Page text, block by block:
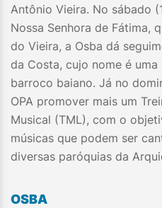
Antônio Vieira. No sábado
Nossa Senhora de Fátima,
do Vieira, a Osba dá
da Costa, cujo nome é
barroco baiano. Já no
OPA promover mais um
Musical (TML), com o
músicas que podem ser
diversas paróquias da
OSBA